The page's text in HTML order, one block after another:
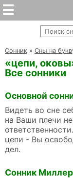
Cонник » Сны на
«цепи,
Все сонники
Основной
Видеть во сне
на Ваши плечи
цепи - Вы
дел.
Сонник